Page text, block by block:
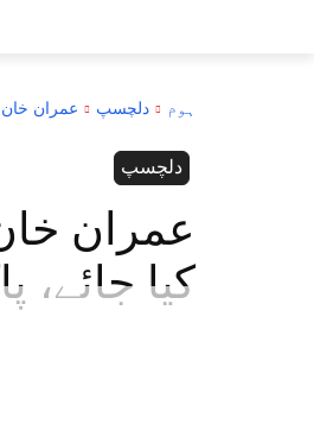
ہوم دلچسپ عمران خان
دلچسپ
عمران
کیا جائے،